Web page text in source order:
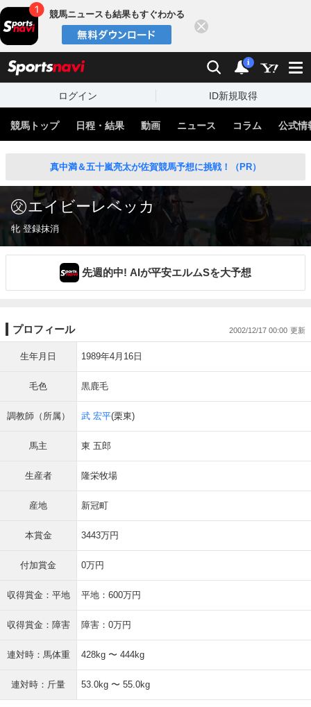
競馬ニュースも結果もすぐわかる
検索 通知
i
ログイン ID新規取得
競馬トップ 日程・結果 動画 ニュース コラム 公式情
真中満＆五十嵐亮太が佐賀競馬予想に挑戦！（PR）
エイビーレベッカ
牝 登録抹消
先週的中! AIが平安エルムSを大予想
プロフィール 2002/12/17 00:00
生年月日 1989年4月16日
毛色 黒鹿毛
調教師（所属） 武 宏平(栗東)
馬主 東 五郎
生産者 隆栄牧場
産地 新冠町
本賞金 3443万円
付加賞金 0万円
収得賞金：平地 平地：600万円
収得賞金：障害 障害：0万円
連対時：馬体重 428kg 〜 444kg
連対時：斤量 53.0kg 〜 55.0kg